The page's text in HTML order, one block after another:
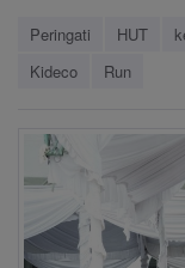
Peringati HUT
Kideco
Run